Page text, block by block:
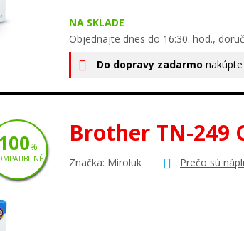
NA SKLADE
Objednajte dnes do 16:30. hod.,
Do dopravy zadarmo
Brother TN-249
Značka: Miroluk Prečo sú
100%